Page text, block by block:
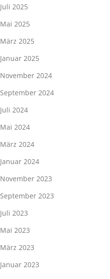
Juli 2025
Mai 2025
März 2025
Januar 2025
November 2024
September 2024
Juli 2024
Mai 2024
März 2024
Januar 2024
November 2023
September 2023
Juli 2023
Mai 2023
März 2023
Januar 2023